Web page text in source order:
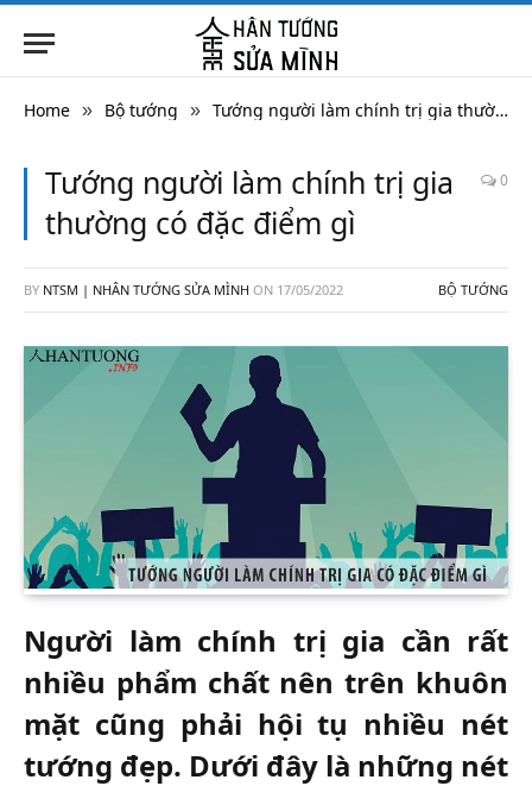
Home » Bộ tướng » Tướng người làm chính trị gia thường có đặc điểm gì
Tướng người làm chính trị gia
thường có đặc điểm gì
0
BY NTSM | NHÂN TƯỚNG SỬA MÌNH ON 17/05/2022 BỘ TƯỚNG
Người làm chính trị gia cần rất
nhiều phẩm chất nên trên khuôn
mặt cũng phải hội tụ nhiều nét
tướng đẹp. Dưới đây là những nét